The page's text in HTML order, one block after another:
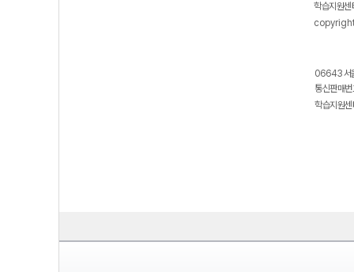
학습지원
06643 서
통신판매
학습지원